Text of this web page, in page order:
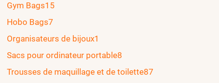
Gym Bags15
Hobo Bags7
Organisateurs de bijoux1
Sacs pour ordinateur portable8
Trousses de maquillage et de toilette87